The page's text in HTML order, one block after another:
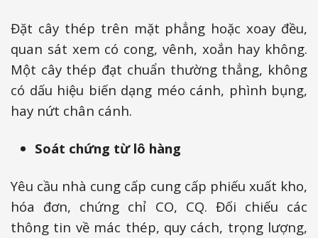
Đặt cây thép trên mặt phẳng hoặc xoay đều,
quan sát xem có cong, vênh, xoắn hay không.
Một cây thép đạt chuẩn thường thẳng, không
có dấu hiệu biến dạng méo cánh, phình bụng,
hay nứt chân cánh.
Soát chứng từ lô hàng
Yêu cầu nhà cung cấp cung cấp phiếu xuất kho,
hóa đơn, chứng chỉ CO, CQ. Đối chiếu các
thông tin về mác thép, quy cách, trọng lượng,